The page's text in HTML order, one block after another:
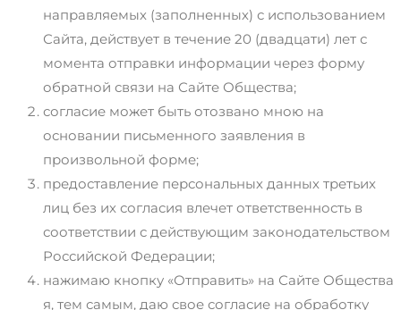
направляемых (заполненных) с использованием
Сайта, действует в течение 20 (двадцати) лет с
момента отправки информации через форму
обратной связи на Сайте Общества;
согласие может быть отозвано мною на
основании письменного заявления в
произвольной форме;
предоставление персональных данных третьих
лиц без их согласия влечет ответственность в
соответствии с действующим законодательством
Российской Федерации;
нажимаю кнопку «Отправить» на Сайте Общества
я, тем самым, даю свое согласие на обработку